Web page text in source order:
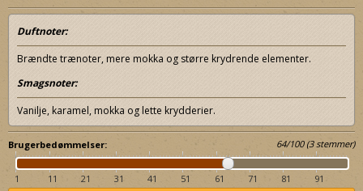
Duftnoter:
Brændte trænoter, mere mokka og større krydrende elementer.
Smagsnoter:
Vanilje, karamel, mokka og lette krydderier.
Brugerbedømmelser: 64/100(3stemmer)
1 11 21 31 41 51 61 71 81 91